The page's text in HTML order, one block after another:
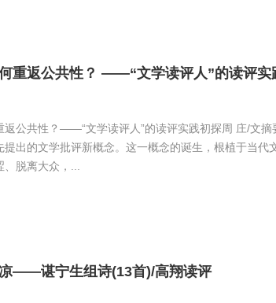
重返公共性？ ——“文学读评人”的读评实
返公共性？——“文学读评人”的读评实践初探周 庄/文摘
提出的文学批评新概念。这一概念的诞生，根植于当代
脱离大众，...
——谌宁生组诗(13首)/高翔读评